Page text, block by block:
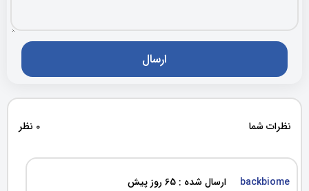
نظرات شما 0 نظر
backbiome ارسال شده : 65 روز پیش